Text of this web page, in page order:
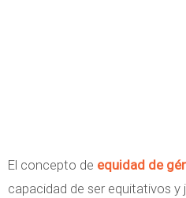
El concepto de equidad de
capacidad de ser equitativos